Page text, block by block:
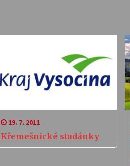
19. 7. 2011
Křemešnické studánky